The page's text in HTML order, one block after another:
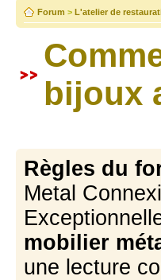
Forum > L'atelier de
bijoux
Règles du
Metal
mobilier
une lecture